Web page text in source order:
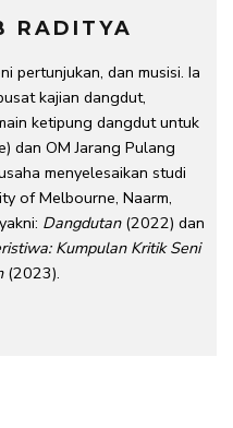
RADITYA
pertunjukan, dan musisi. Ia
kajian dangdut,
ketipung dangdut untuk
dan OM Jarang Pulang
menyelesaikan studi
of Melbourne, Naarm,
Dangdutan(2022) dan
Kumpulan Kritik Seni
(2023).